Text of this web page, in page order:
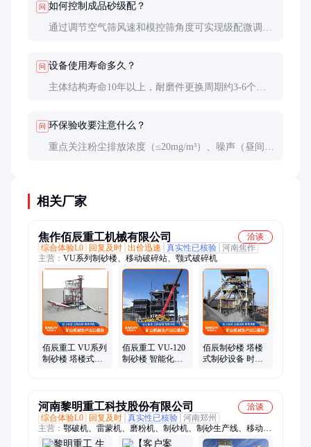
问 如何控制成品砂级配？
通过调节空气筛风速和模控筛角度可实现级配微调。
问 设备使用寿命多久？
主体结构寿命10年以上，耐磨件更换周期约3-6个月
问 环保验收要注意什么？
重点关注粉尘排放浓度（≤20mg/m³）、噪声（昼间
相关厂家
焦作佰辰重工机械有限公司
洽谈
综合体验L0
回复及时 出价迅速 真实性已核验 河南焦作
主营： VU系列制砂楼、移动破碎站、颚式破碎机
佰辰重工 VU系列
制砂楼 塔楼式制
佰辰重工 VU-120
制砂楼 智能化操
佰辰制砂楼 塔楼
式制砂设备 时产
河南黎明重工科技股份有限公司
洽谈
综合体验L0
回复及时 真实性已核验 河南郑州
主营： 鄂破机、雷蒙机、磨粉机、制砂机、制砂生产线、移动破
碎机、移动破碎站、打砂机、制沙机、颚式破碎机、圆锥破碎